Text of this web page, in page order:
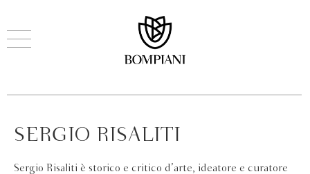
SERGIO RISALITI
Sergio Risaliti è storico e critico d’arte, ideatore e curatore